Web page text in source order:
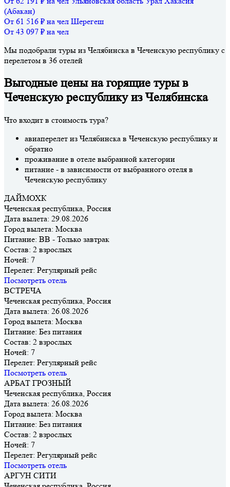
(Абакан)
От 61 516 ₽ на чел Шерегеш
От 43 097 ₽ на чел
Мы подобрали туры из Челябинска в Чеченскую республику с
перелетом в 36 отелей
Выгодные цены на горящие туры в
Чеченскую республику из Челябинска
Что входит в стоимость тура?
авиаперелет из Челябинска в Чеченскую республику и
обратно
проживание в отеле выбранной категории
питание - в зависимости от выбранного отеля в
Чеченскую республику
ДАЙМОХК
Чеченская республика, Россия
Дата вылета: 29.08.2026
Город вылета: Москва
Питание: BB - Только завтрак
Состав: 2 взрослых
Ночей: 7
Перелет: Регулярный рейс
Посмотреть отель
ВСТРЕЧА
Чеченская республика, Россия
Дата вылета: 26.08.2026
Город вылета: Москва
Питание: Без питания
Состав: 2 взрослых
Ночей: 7
Перелет: Регулярный рейс
Посмотреть отель
АРБАТ ГРОЗНЫЙ
Чеченская республика, Россия
Дата вылета: 26.08.2026
Город вылета: Москва
Питание: Без питания
Состав: 2 взрослых
Ночей: 7
Перелет: Регулярный рейс
Посмотреть отель
АРГУН СИТИ